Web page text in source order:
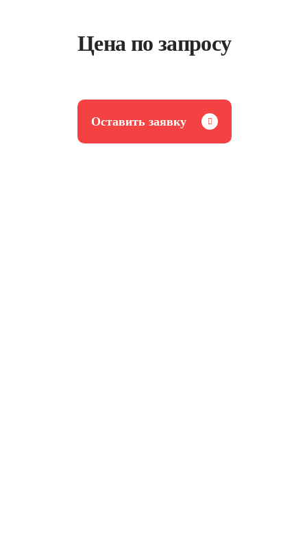
Цена по запросу
Оставить заявку